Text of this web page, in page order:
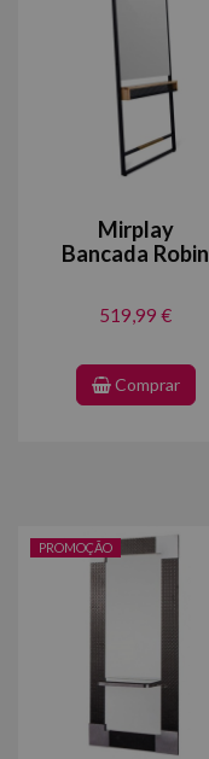
Mirplay
Bancada Robin
519,99 €
Comprar
PROMOÇÃO